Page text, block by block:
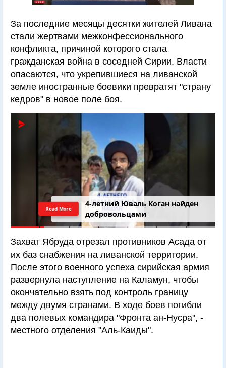
За последние месяцы десятки жителей Ливана
стали жертвами межконфессионального
конфликта, причиной которого стала
гражданская война в соседней Сирии. Власти
опасаются, что укрепившиеся на ливанской
земле иностранные боевики превратят "страну
кедров" в новое поле боя.
4-летний Юваль Коган найден
добровольцами
Read More
Захват Ябруда отрезал противников Асада от
их баз снабжения на ливанской территории.
После этого военного успеха сирийская армия
развернула наступление на Каламун, чтобы
окончательно взять под контроль границу
между двумя странами. В ходе боев погибли
два полевых командира "Фронта ан-Нусра", -
местного отделения "Аль-Каиды".